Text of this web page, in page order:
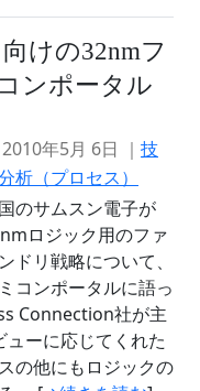
けの32nmフ
ンポータル
2010年5月 6日 ｜ 技
析（プロセス）
のサムスン電子が
ロジック用のファ
ドリ戦略について、
コンポータルに語っ
Connection社が主
ーに応じてくれた
の他にもロジックの